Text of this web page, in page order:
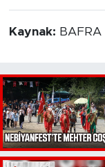
Kaynak: BAFRA